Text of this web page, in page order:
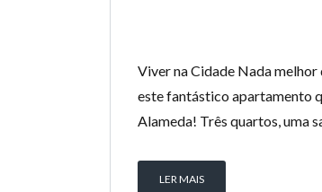
Viver na Cidade Nada melhor
este fantástico apartamento
Alameda! Três quartos, uma
LER MAIS